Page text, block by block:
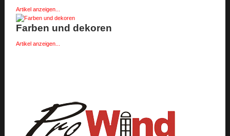
Artikel anzeigen...
Farben und dekoren
Artikel anzeigen...